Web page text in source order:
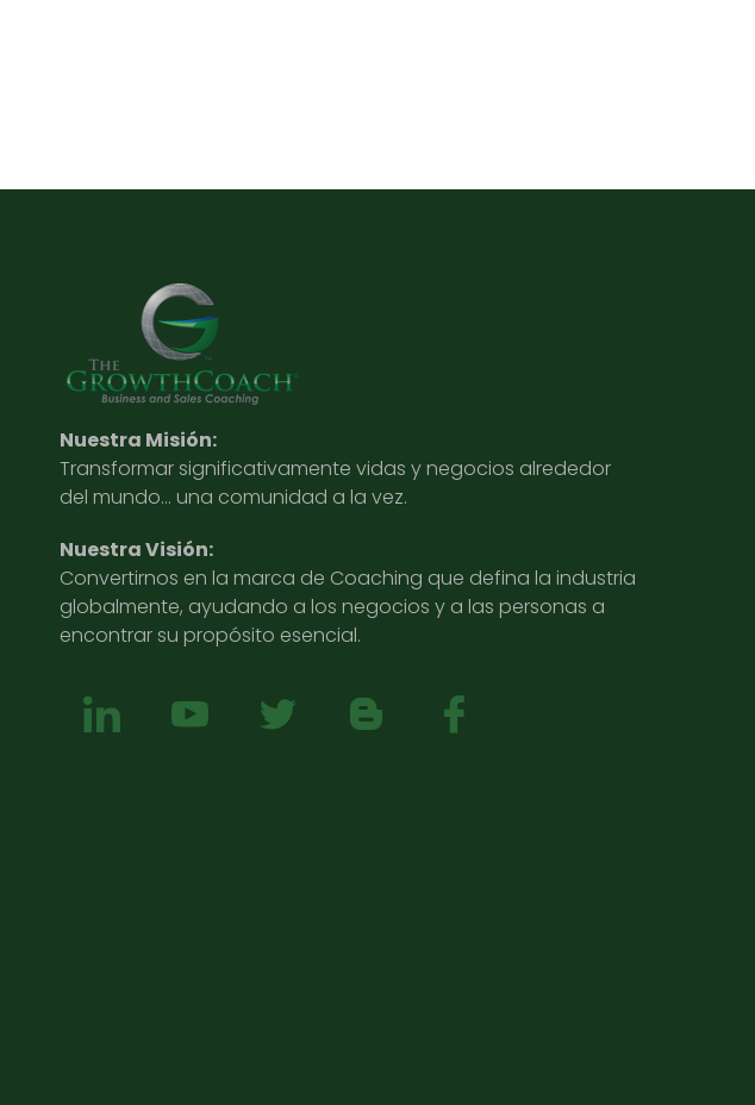
Nuestra Misión:
Transformar significativamente vidas y negocios alrededor
del mundo… una comunidad a la vez.
Nuestra Visión:
Convertirnos en la marca de Coaching que defina la industria
globalmente, ayudando a los negocios y a las personas a
encontrar su propósito esencial.